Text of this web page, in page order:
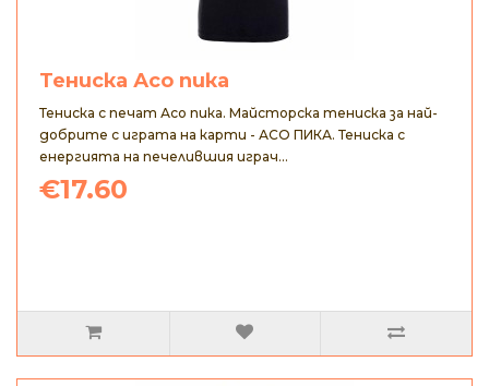
Тениска Асо пика
Тениска с печат Асо пика. Майсторска тениска за най-
добрите с играта на карти - АСО ПИКА. Тениска с
енергията на печелившия играч...
€17.60